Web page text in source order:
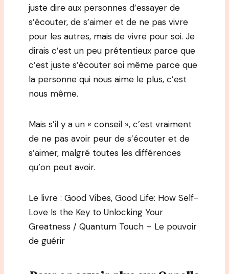
juste dire aux personnes d’essayer de
s’écouter, de s’aimer et de ne pas vivre
pour les autres, mais de vivre pour soi. Je
dirais c’est un peu prétentieux parce que
c’est juste s’écouter soi même parce que
la personne qui nous aime le plus, c’est
nous même.
Mais s’il y a un « conseil », c’est vraiment
de ne pas avoir peur de s’écouter et de
s’aimer, malgré toutes les différences
qu’on peut avoir.
Le livre : Good Vibes, Good Life: How Self-
Love Is the Key to Unlocking Your
Greatness / Quantum Touch – Le pouvoir
de guérir